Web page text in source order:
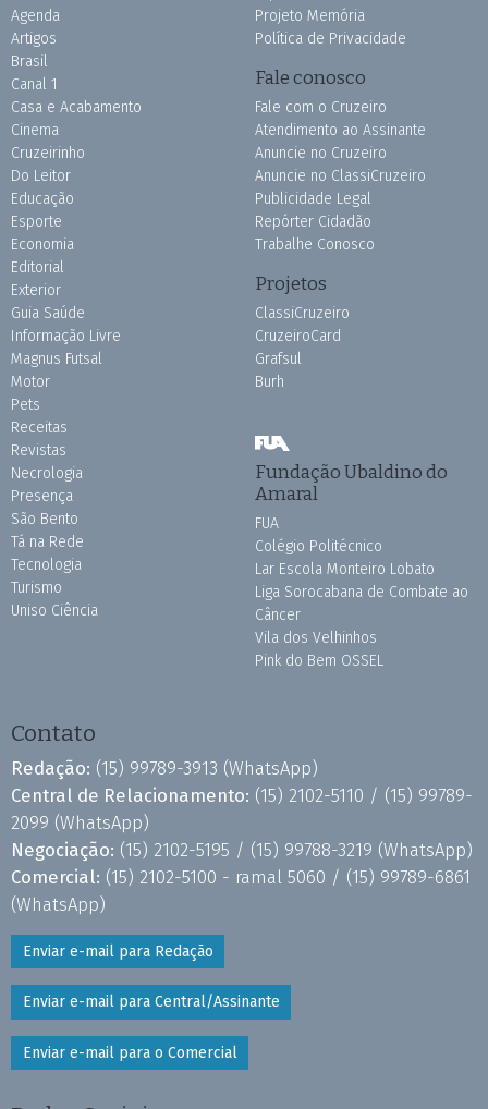
Agenda
Artigos
Brasil
Canal 1
Casa e Acabamento
Cinema
Cruzeirinho
Do Leitor
Educação
Esporte
Economia
Editorial
Exterior
Guia Saúde
Informação Livre
Magnus Futsal
Motor
Pets
Receitas
Revistas
Necrologia
Presença
São Bento
Tá na Rede
Tecnologia
Turismo
Uniso Ciência
Projeto Memória
Política de Privacidade
Fale conosco
Fale com o Cruzeiro
Atendimento ao Assinante
Anuncie no Cruzeiro
Anuncie no ClassiCruzeiro
Publicidade Legal
Repórter Cidadão
Trabalhe Conosco
Projetos
ClassiCruzeiro
CruzeiroCard
Grafsul
Burh
Fundação Ubaldino do
Amaral
FUA
Colégio Politécnico
Lar Escola Monteiro Lobato
Liga Sorocabana de Combate ao
Câncer
Vila dos Velhinhos
Pink do Bem OSSEL
Contato
Redação: (15) 99789-3913 (WhatsApp)
Central de Relacionamento: (15) 2102-5110 / (15) 99789-
2099 (WhatsApp)
Negociação: (15) 2102-5195 / (15) 99788-3219 (WhatsApp)
Comercial: (15) 2102-5100 - ramal 5060 / (15) 99789-6861
(WhatsApp)
Enviar e-mail para Redação
Enviar e-mail para Central/Assinante
Enviar e-mail para o Comercial